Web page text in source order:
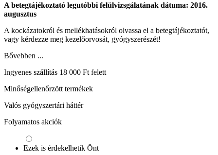
A betegtájékoztató legutóbbi felülvizsgálatának dátuma: 2016.
augusztus
A kockázatokról és mellékhatásokról olvassa el a betegtájékoztatót,
vagy kérdezze meg kezelőorvosát, gyógyszerészét!
Bővebben ...
Ingyenes szállítás 18 000 Ft felett
Minőségellenőrzött termékek
Valós gyógyszertári háttér
Folyamatos akciók
Ezek is érdekelhetik Önt